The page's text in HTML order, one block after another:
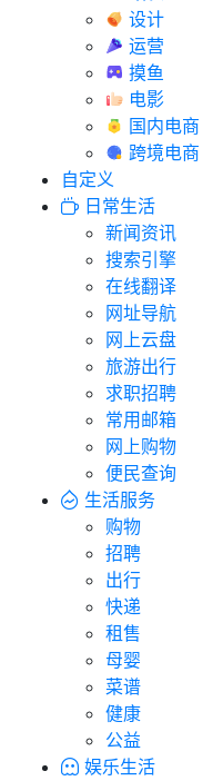
设计
运营
摸鱼
电影
国内电商
跨境电商
自定义
日常生活
新闻资讯
搜索引擎
在线翻译
网址导航
网上云盘
旅游出行
求职招聘
常用邮箱
网上购物
便民查询
生活服务
购物
招聘
出行
快递
租售
母婴
菜谱
健康
公益
娱乐生活